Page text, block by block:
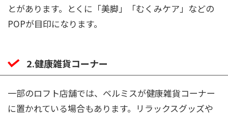
とがあります。とくに「美脚」「むくみケア」などの
POPが目印になります。
2.健康雑貨コーナー
一部のロフト店舗では、ベルミスが健康雑貨コーナー
に置かれている場合もあります。リラックスグッズや